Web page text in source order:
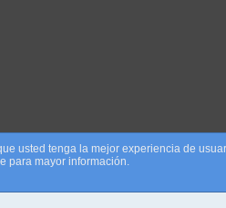
usted tenga la mejor experiencia de
para mayor información.